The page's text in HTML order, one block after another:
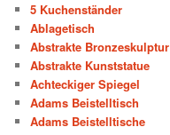
5 Kuchenständer
Ablagetisch
Abstrakte Bronzeskulptur
Abstrakte Kunststatue
Achteckiger Spiegel
Adams Beistelltisch
Adams Beistelltische